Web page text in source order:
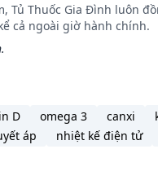
Mometason furoat,
một xét nghiệm có
furoat được hấp
chất chuyển hóa thứ
chất chuyển hóa
Tủ Thuốc Gia Đình luôn
cả ngoài giờ hành chính.
D omega 3 canxi
áp nhiệt kế điện tử